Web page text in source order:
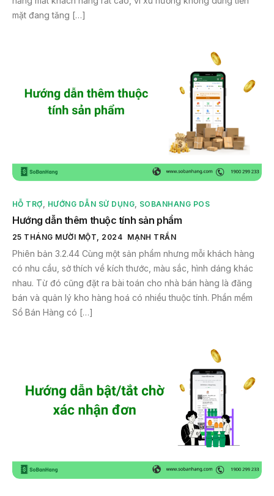
mặt đang tăng […]
HỖ TRỢ, HƯỚNG DẪN SỬ DỤNG, SOBANHANG POS
Hướng dẫn thêm thuộc tính sản phẩm
25 THÁNG MƯỜI MỘT, 2024 MẠNH TRẦN
Phiên bản 3.2.44 Cùng một sản phẩm nhưng mỗi khách hàng
có nhu cầu, sở thích về kích thước, màu sắc, hình dáng khác
nhau. Từ đó cũng đặt ra bài toán cho nhà bán hàng là đăng
bán và quản lý kho hàng hoá có nhiều thuộc tính. Phần mềm
Sổ Bán Hàng có […]